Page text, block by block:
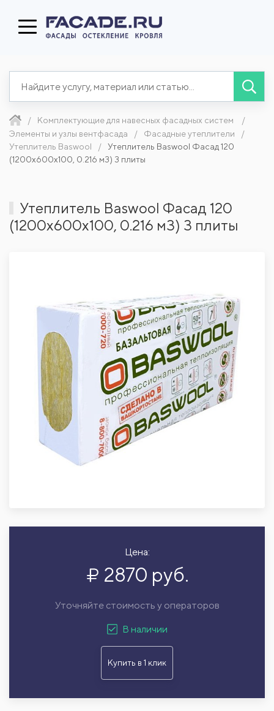
Комплектующие для навесных фасадных систем
Элементы и узлы вентфасада
Фасадные утеплители
Утеплитель Baswool
Утеплитель Baswool Фасад 120
(1200x600x100, 0.216 м3) 3 плиты
Утеплитель Baswool Фасад 120
(1200x600x100, 0.216 м3) 3 плиты
Цена:
2870 руб.
Уточняйте стоимость у операторов
В наличии
Купить в 1 клик